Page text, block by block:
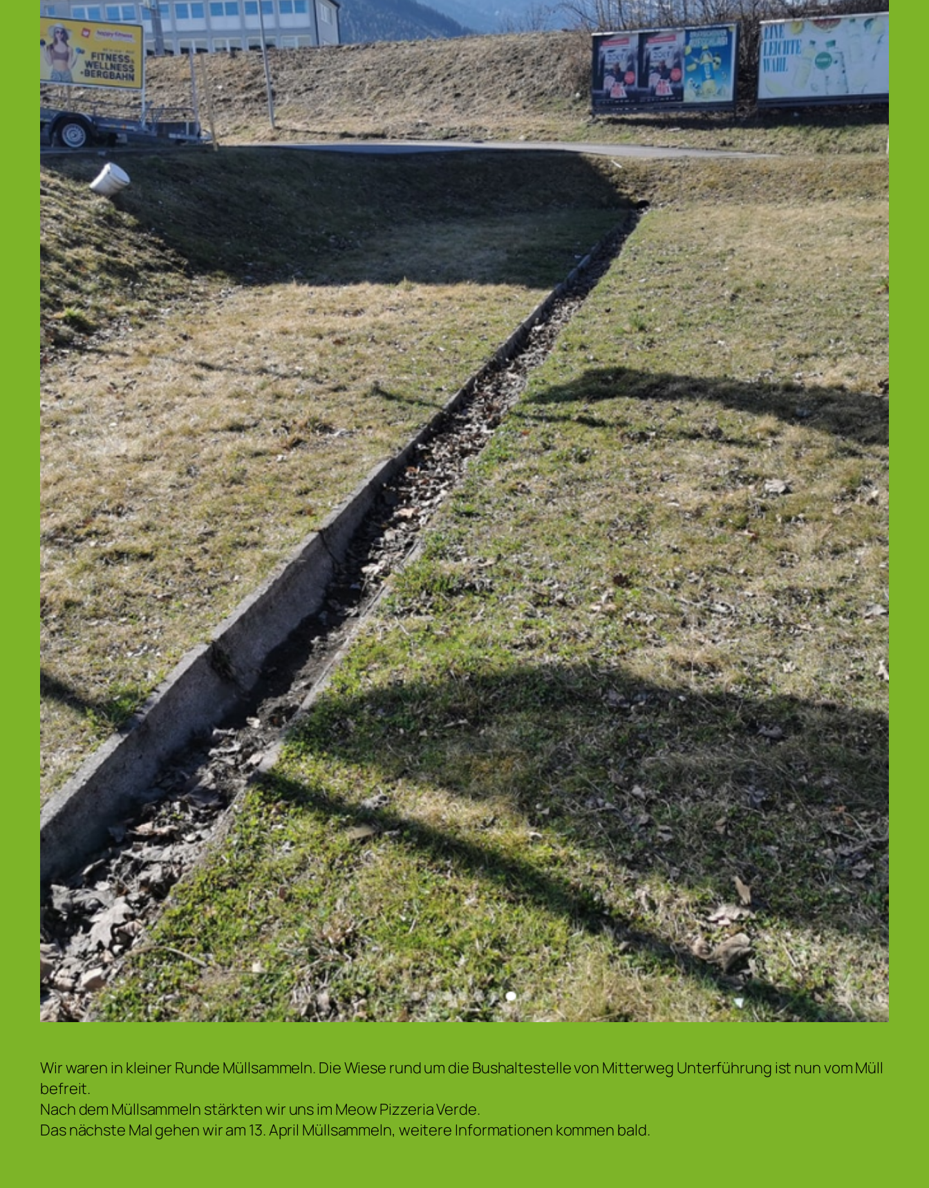
Wir waren in kleiner Runde Müllsammeln. Die Wiese rund um die Bushaltestelle von Mitterweg Unterführung ist nun vom Müll
befreit.
Nach dem Müllsammeln stärkten wir uns im Meow Pizzeria Verde.
Das nächste Mal gehen wir am 13. April Müllsammeln, weitere Informationen kommen bald.